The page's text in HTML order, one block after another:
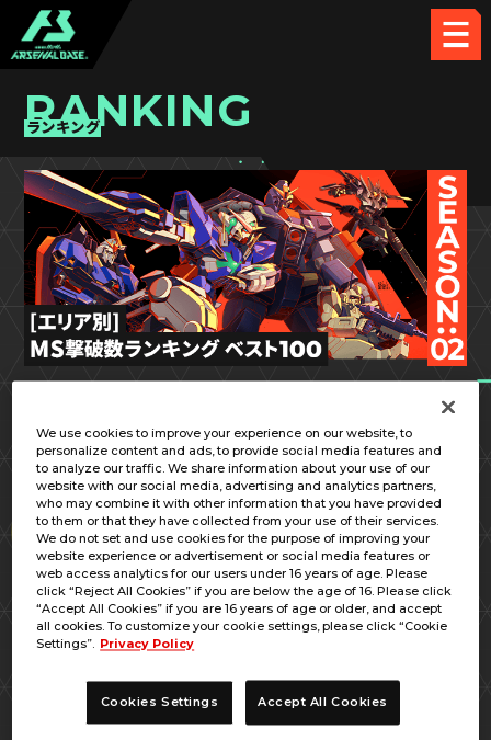
RANKING
ランキング
1
栃木県
滝川クリティカル
Lv.40 3,475機
全速前進！機関最大！
全速前進！機関最大！
全速前進！機関最大！
大田原スポーツランド
We use cookies to improve your experience on our website, to
personalize content and ads, to provide social media features and
to analyze our traffic. We share information about your use of our
website with our social media, advertising and analytics partners,
who may combine it with other information that you have provided
to them or that they have collected from your use of their services.
We do not set and use cookies for the purpose of improving your
website experience or advertisement or social media features or
web access analytics for our users under 16 years of age. Please
click “Reject All Cookies” if you are below the age of 16. Please click
“Accept All Cookies” if you are 16 years of age or older, and accept
all cookies. To customize your cookie settings, please click “Cookie
Settings”. Privacy Policy
Cookies Settings Accept All Cookies